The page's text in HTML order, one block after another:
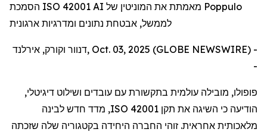
הסמכת ISO 42001 AI מאמתת את המוניטין של Poppulo
לממשל, אבטחת נתונים ומדרגיות ארגונית
דנוור וקורק, אירלנד, Oct. 03, 2025 (GLOBE NEWSWIRE) -
-
פופולו, מובילה עולמית בתקשורת עם עובדים ושילוט דיגיטלי,
הודיעה כי השיגה את תקן ISO 42001
, מדד חדש לבינה
מלאכותית אחראית. זוהי החברה היחידה בקטגוריה שלה שזכתה